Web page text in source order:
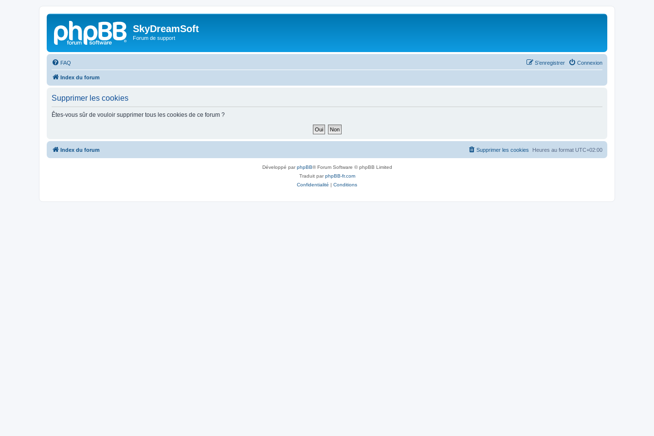
SkyDreamSoft
Forum de support
FAQ Connexion
S’enregistrer
Index du forum
Supprimer les cookies
Êtes-vous sûr de vouloir supprimer tous les cookies de ce forum ?
Index du forum Heures au format UTC+02:00
Supprimer les cookies
Développé parphpBB® Forum Software © phpBB Limited
Traduit parphpBB-fr.com
Confidentialité | Conditions